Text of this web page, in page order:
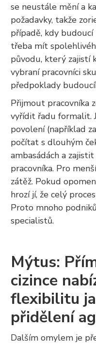
se neustále mění a
požadavky, takže
případě, kdy budoucí
třeba mít
původu, který zajistí
vybraní pracovníci
předpoklady
Přijmout pracovníka
vyřídit řadu formalit.
povolení (například
počítat s dlouhým
ambasádách a
pracovníka. Pro
zátěž. Pokud
hrozí jí, že celý
Proto mnoho
specialistů.
Mýtus:
cizince
flexibilitu
přidělení
Dalším omylem je